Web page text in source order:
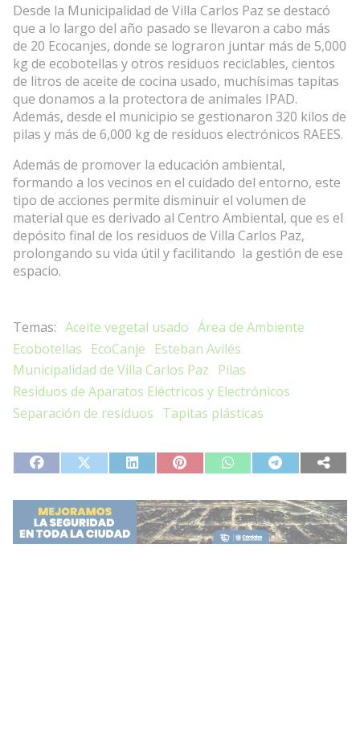
Desde la Municipalidad de Villa Carlos Paz se destacó
que a lo largo del año pasado se llevaron a cabo más
de 20 Ecocanjes, donde se lograron juntar más de 5,000
kg de ecobotellas y otros residuos reciclables, cientos
de litros de aceite de cocina usado, muchísimas tapitas
que donamos a la protectora de animales IPAD.
Además, desde el municipio se gestionaron 320 kilos de
pilas y más de 6,000 kg de residuos electrónicos RAEES.
Además de promover la educación ambiental,
formando a los vecinos en el cuidado del entorno, este
tipo de acciones permite disminuir el volumen de
material que es derivado al Centro Ambiental, que es el
depósito final de los residuos de Villa Carlos Paz,
prolongando su vida útil y facilitando la gestión de ese
espacio.
Aceite vegetal usado Área de Ambiente
Ecobotellas EcoCanje Esteban Avilés
Municipalidad de Villa Carlos Paz Pilas
Residuos de Aparatos Eléctricos y Electrónicos
Separación de residuos Tapitas plásticas